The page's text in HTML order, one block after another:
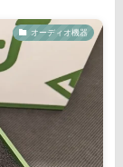
オーディオ機器